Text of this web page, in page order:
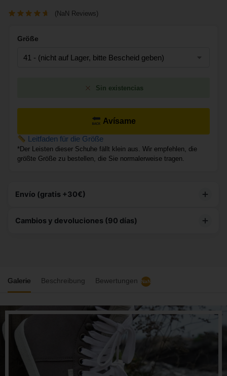
(NaN Reviews)
Größe
Sin existencias
Avísame
Leitfaden für die Größe
*Der Leisten dieser Schuhe fällt klein aus. Wir empfehlen, die
größte Größe zu bestellen, die Sie normalerweise tragen.
Envío (gratis +30€)
Cambios y devoluciones (90 días)
CAMBIOS GRATIS
Galerie Beschreibung Bewertungen NaN